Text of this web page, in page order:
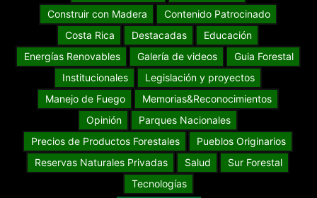
Construir con Madera
Contenido Patrocinado
Costa Rica
Destacadas
Educación
Energías Renovables
Galería de videos
Guia Forestal
Institucionales
Legislación y proyectos
Manejo de Fuego
Memorias&Reconocimientos
Opinión
Parques Nacionales
Precios de Productos Forestales
Pueblos Originarios
Reservas Naturales Privadas
Salud
Sur Forestal
Tecnologías